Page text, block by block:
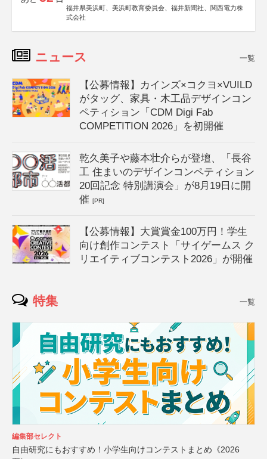
福井県美浜町、美浜町教育委員会、福井新聞社、関西電力株
式会社
ニュース 一覧
【公募情報】カインズ×コクヨ×VUILD
がタッグ、家具・木工品デザインコン
ペティション「CDM Digi Fab
COMPETITION 2026」を初開催
乾久美子や藤本壮介らが登壇、「長谷
工 住まいのデザインコンペティション
20回記念 特別講演会」が8月19日に開
催[PR]
【公募情報】大賞賞金100万円！学生
向け創作コンテスト「サイゲームス ク
リエイティブコンテスト2026」が開催
特集 一覧
編集部セレクト
自由研究にもおすすめ！小学生向けコンテストまとめ《2026